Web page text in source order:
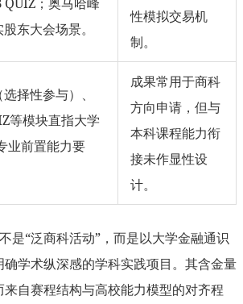
QUIZ；奥马哈峰
东大会场景。
性模拟交易机
制。
择性参与）、
等模块直指大学
业前置能力要
成果常用于商科
方向申请，但与
本科课程能力衔
接未作显性设
计。
是“泛商科活动”，而是以大学金融通识
学术纵深感的学科实践项目。其含金量
自赛程结构与高校能力模型的对齐程